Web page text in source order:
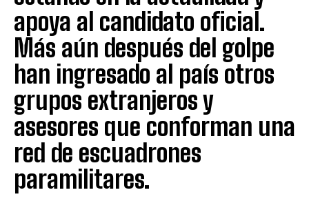
apoya al candidato oficial.
Más aún después del golpe
han ingresado al país otros
grupos extranjeros y
asesores que conforman una
red de escuadrones
paramilitares.